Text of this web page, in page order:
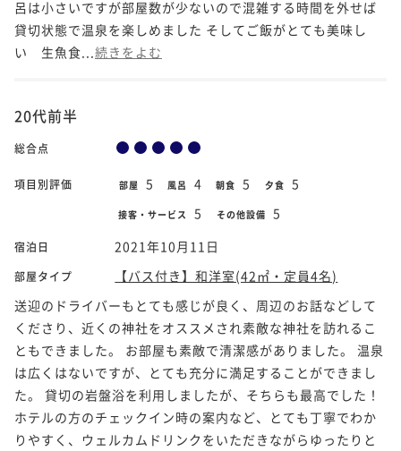
呂は小さいですが部屋数が少ないので混雑する時間を外せば
貸切状態で温泉を楽しめました そしてご飯がとても美味し
い 生魚食... 続きをよむ
20代前半
総合点
項目別評価 部屋 5 風呂 4 朝食 5 夕食 5
接客・サービス 5 その他設備 5
宿泊日 2021年10月11日
部屋タイプ
【バス付き】和洋室(42㎡・定員4名)
送迎のドライバーもとても感じが良く、周辺のお話などして
くださり、近くの神社をオススメされ素敵な神社を訪れるこ
ともできました。 お部屋も素敵で清潔感がありました。 温泉
は広くはないですが、とても充分に満足することができまし
た。 貸切の岩盤浴を利用しましたが、そちらも最高でした！
ホテルの方のチェックイン時の案内など、とても丁寧でわか
りやすく、ウェルカムドリンクをいただきながらゆったりと